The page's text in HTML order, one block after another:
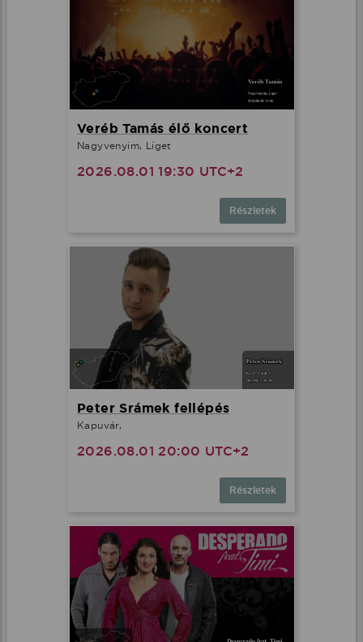
Veréb Tamás élő koncert
Nagyvenyim, Liget
2026.08.01 19:30 UTC+2
Részletek
Peter Srámek fellépés
Kapuvár,
2026.08.01 20:00 UTC+2
Részletek